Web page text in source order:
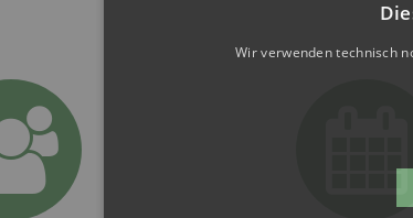
Wir verwenden technisch